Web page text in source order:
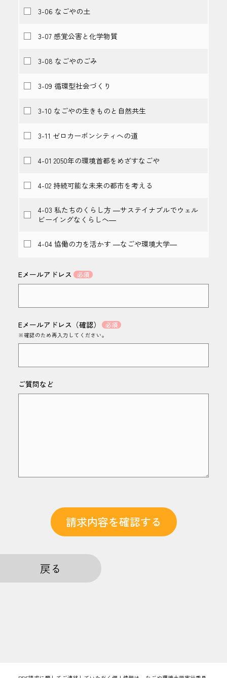
3-06 なごやの土
3-07 感覚公害と化学物質
3-08 なごやのごみ
3-09 循環型社会づくり
3-10 なごやの生きものと自然共生
3-11 ゼロカーボンシティへの道
4-01 2050年の環境首都をめざすなごや
4-02 持続可能な未来の都市を考える
4-03 私たちのくらし方 ―サステイナブルでウェル
ビーイングなくらしへ―
4-04 協働の力を活かす ―なごや環境大学―
Eメールアドレス
Eメールアドレス（確認）
※確認のため再入力してください。
ご質問など
請求内容を確認する
戻る